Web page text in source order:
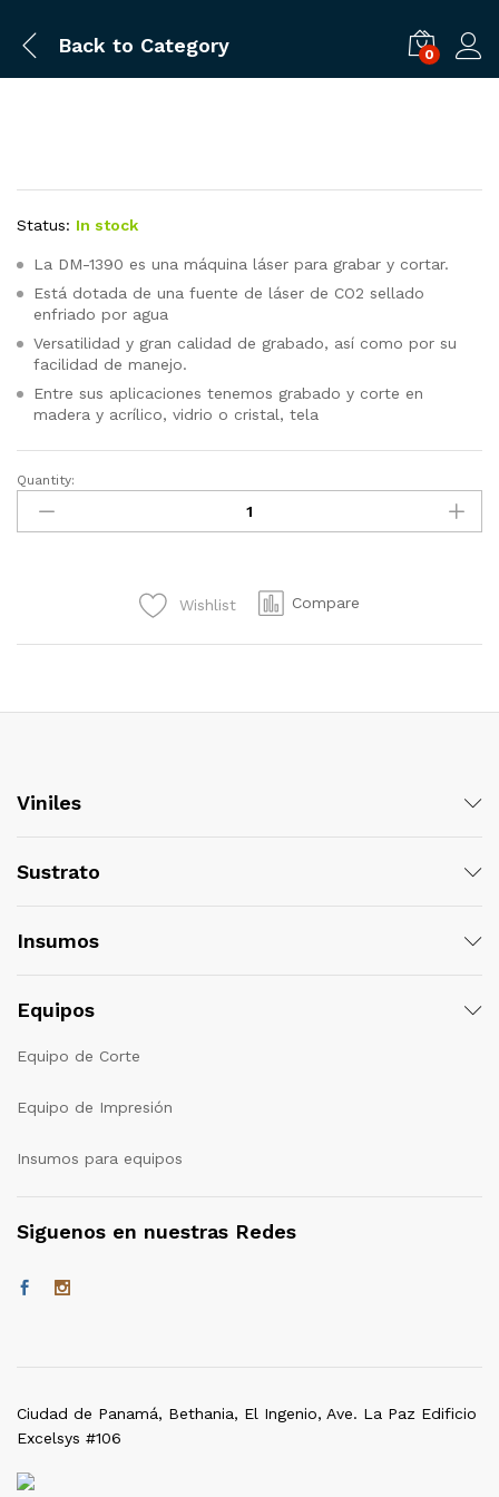
Back to Category 0
Status: In stock
La DM-1390 es una máquina láser para grabar y cortar.
Está dotada de una fuente de láser de CO2 sellado
enfriado por agua
Versatilidad y gran calidad de grabado, así como por su
facilidad de manejo.
Entre sus aplicaciones tenemos grabado y corte en
madera y acrílico, vidrio o cristal, tela
CORTADORA
LÁSER
DM-
Quantity:
Wishlist Compare
Viniles
Sustrato
Insumos
Equipos
Equipo de Corte
Equipo de Impresión
Insumos para equipos
Siguenos en nuestras Redes
Ciudad de Panamá, Bethania, El Ingenio, Ave. La Paz Edificio
Excelsys #106